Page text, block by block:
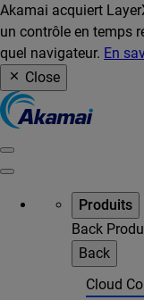
Akamai acquiert
un contrôle en temps
quel navigateur. En
Close
Produits
Back
Back
Cloud